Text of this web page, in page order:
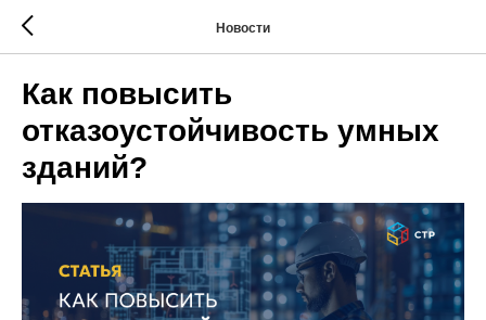
Новости
Как повысить
отказоустойчивость умных
зданий?